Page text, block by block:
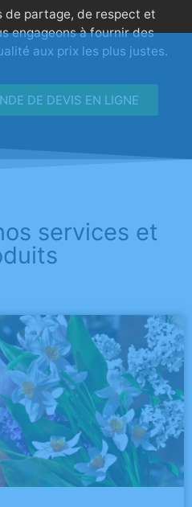
de partage, de respect et
engageons à fournir des
aux prix les plus justes.
DE DEVIS EN LIGNE
services et